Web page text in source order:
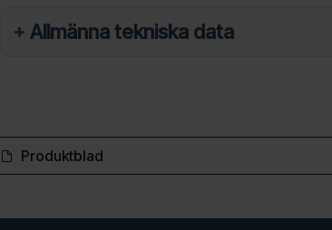
Allmänna tekniska data
Produktblad